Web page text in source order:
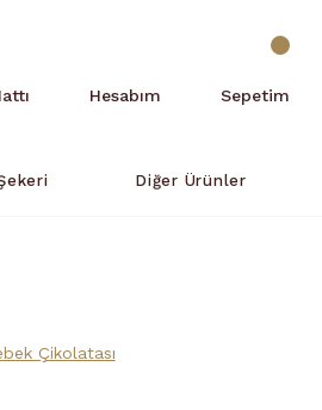
Hesabım Sepetim
Diğer Ürünler
Çikolatası